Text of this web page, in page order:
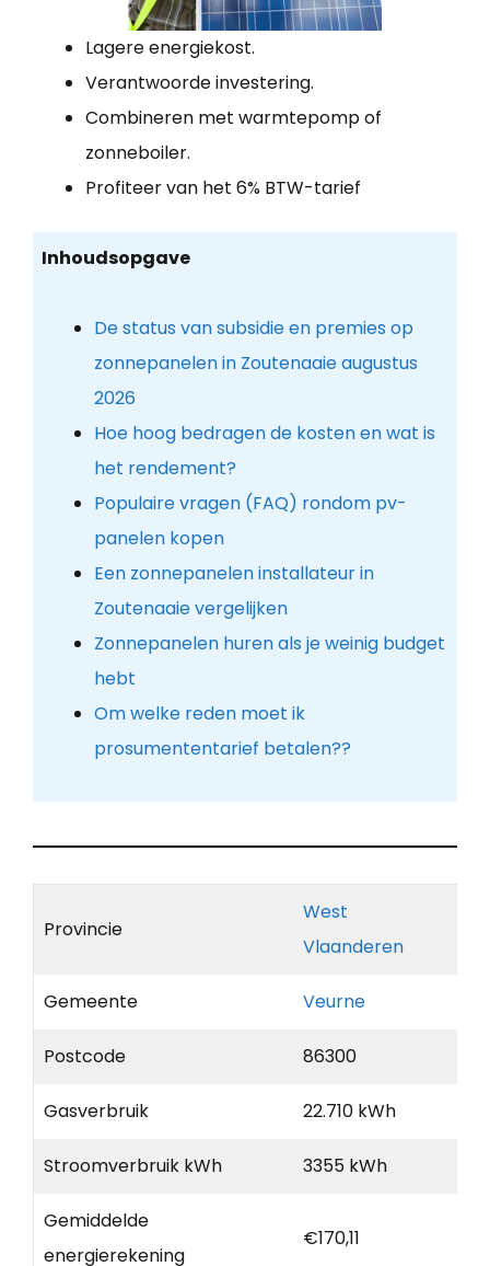
Lagere energiekost.
Verantwoorde investering.
Combineren met warmtepomp of
zonneboiler.
Profiteer van het 6% BTW-tarief
Inhoudsopgave
De status van subsidie en premies op
zonnepanelen in Zoutenaaie augustus
2026
Hoe hoog bedragen de kosten en wat is
het rendement?
Populaire vragen (FAQ) rondom pv-
panelen kopen
Een zonnepanelen installateur in
Zoutenaaie vergelijken
Zonnepanelen huren als je weinig budget
hebt
Om welke reden moet ik
prosumententarief betalen??
Provincie
West
Vlaanderen
Gemeente Veurne
Postcode 86300
Gasverbruik 22.710 kWh
Stroomverbruik kWh 3355 kWh
Gemiddelde
energierekening
€170,11